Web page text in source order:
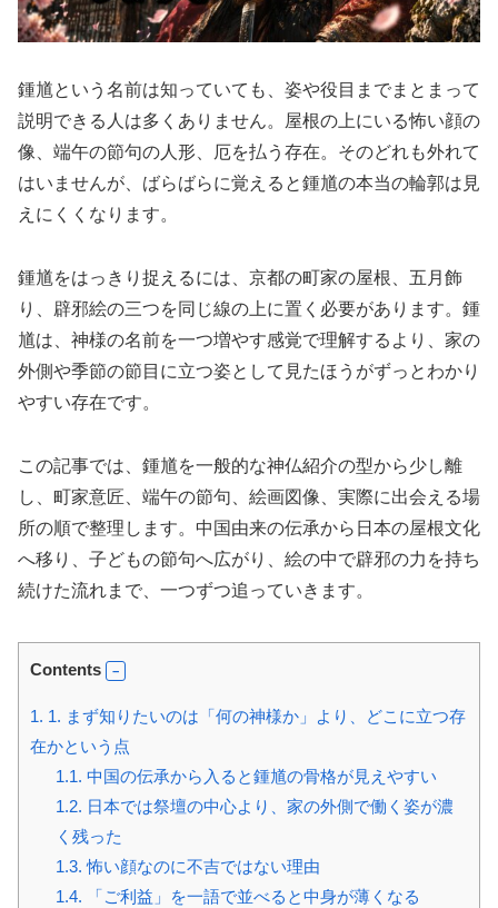
鍾馗という名前は知っていても、姿や役目までまとまって
説明できる人は多くありません。屋根の上にいる怖い顔の
像、端午の節句の人形、厄を払う存在。そのどれも外れて
はいませんが、ばらばらに覚えると鍾馗の本当の輪郭は見
えにくくなります。
鍾馗をはっきり捉えるには、京都の町家の屋根、五月飾
り、辟邪絵の三つを同じ線の上に置く必要があります。鍾
馗は、神様の名前を一つ増やす感覚で理解するより、家の
外側や季節の節目に立つ姿として見たほうがずっとわかり
やすい存在です。
この記事では、鍾馗を一般的な神仏紹介の型から少し離
し、町家意匠、端午の節句、絵画図像、実際に出会える場
所の順で整理します。中国由来の伝承から日本の屋根文化
へ移り、子どもの節句へ広がり、絵の中で辟邪の力を持ち
続けた流れまで、一つずつ追っていきます。
Contents
1. 1. まず知りたいのは「何の神様か」より、どこに立つ存
在かという点
1.1. 中国の伝承から入ると鍾馗の骨格が見えやすい
1.2. 日本では祭壇の中心より、家の外側で働く姿が濃
く残った
1.3. 怖い顔なのに不吉ではない理由
1.4. 「ご利益」を一語で並べると中身が薄くなる